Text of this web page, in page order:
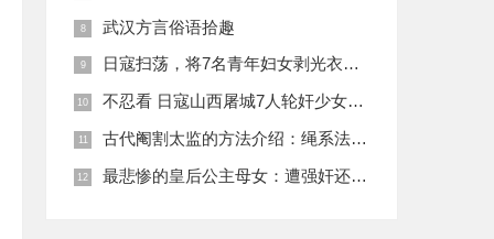
武汉方言俗语拾趣
日寇扫荡，将7名青年妇女剥光衣裤在庙前糟蹋
不忍看 日寇山西屠城7人轮奸少女后揪双腿活活分尸
古代阉割太监的方法介绍：绳系法与揉捏法
最悲惨的皇后公主母女：遭强奸还被卖为奴